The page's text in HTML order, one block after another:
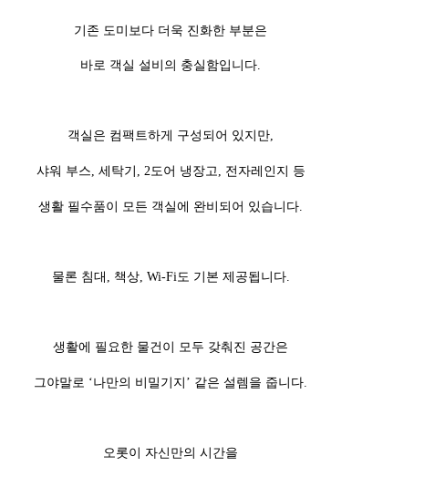
기존 도미보다 더욱 진화한 부분은
바로 객실 설비의 충실함입니다.
객실은 컴팩트하게 구성되어 있지만,
샤워 부스, 세탁기, 2도어 냉장고, 전자레인지 등
생활 필수품이 모든 객실에 완비되어 있습니다.
물론 침대, 책상, Wi-Fi도 기본 제공됩니다.
생활에 필요한 물건이 모두 갖춰진 공간은
그야말로 ‘나만의 비밀기지’ 같은 설렘을 줍니다.
오롯이 자신만의 시간을